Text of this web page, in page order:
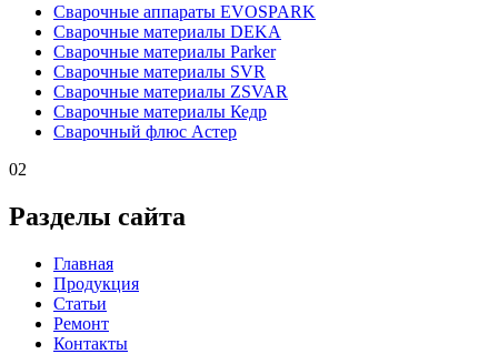
Сварочные аппараты EVOSPARK
Сварочные материалы DEKA
Сварочные материалы Parker
Сварочные материалы SVR
Сварочные материалы ZSVAR
Сварочные материалы Кедр
Сварочный флюс Астер
02
Разделы сайта
Главная
Продукция
Статьи
Ремонт
Контакты